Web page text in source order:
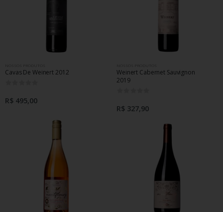
Cavas De Weinert 2012
R$ 495,00
Weinert Cabernet Sauvignon
2019
R$ 327,90